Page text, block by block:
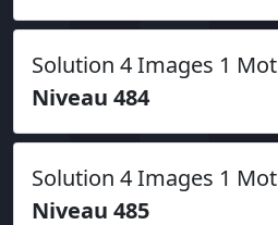
Solution 4 Images 1 Mot
Niveau 484
Solution 4 Images 1 Mot
Niveau 485